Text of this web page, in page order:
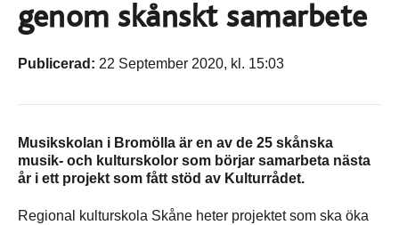
genom skånskt samarbete
Publicerad: 22 September 2020, kl. 15:03
Musikskolan i Bromölla är en av de 25 skånska
musik- och kulturskolor som börjar samarbeta nästa
år i ett projekt som fått stöd av Kulturrådet.
Regional kulturskola Skåne heter projektet som ska öka